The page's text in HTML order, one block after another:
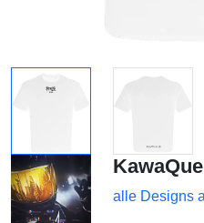
KawaQue
alle Designs